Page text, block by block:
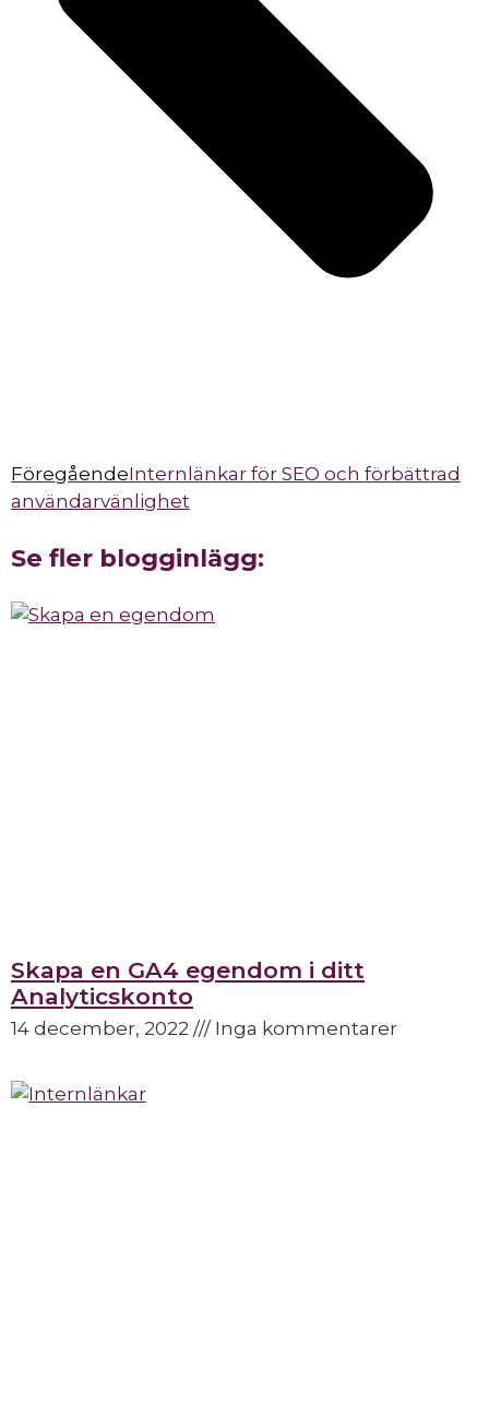
FöregåendeInternlänkar för SEO och förbättrad
användarvänlighet
Se fler blogginlägg:
Skapa en GA4 egendom i ditt
Analyticskonto
14 december, 2022 Inga kommentarer